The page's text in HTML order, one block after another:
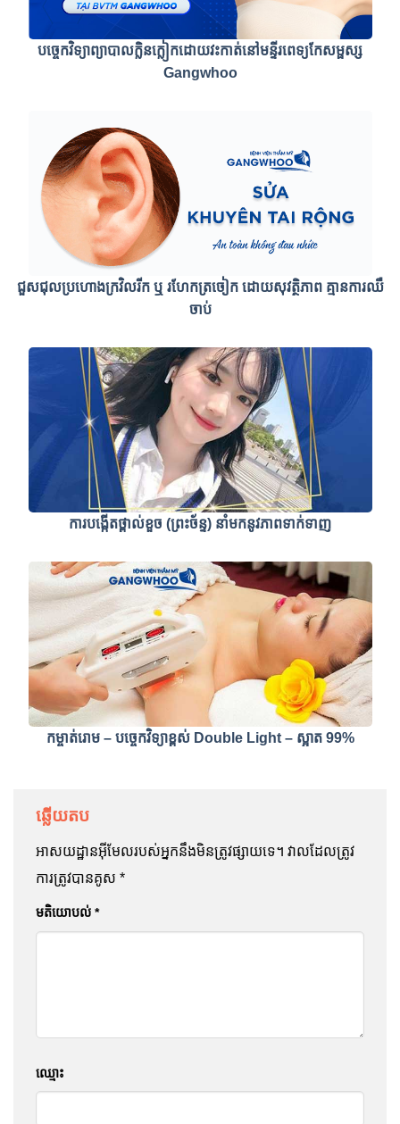
បច្ចេកវិទ្យាព្យាបាលក្លិនក្លៀកដោយវះកាត់នៅមន្ទីរពេទ្យកែសម្ផស្ស
Gangwhoo
ជួសជុលប្រហោងក្រវិលរីក ឬ រហែកត្រចៀក ដោយសុវត្ថិភាព គ្មានការឈឺ
ចាប់
ការបង្កើតថ្ពាល់ខួច (ព្រះច័ន្ទ) នាំមកនូវភាពទាក់ទាញ
កម្ចាត់រោម – បច្ចេកវិទ្យាខ្ពស់ Double Light – ស្អាត 99%
ឆ្លើយ​តប
អាសយដ្ឋាន​អ៊ីមែល​របស់​អ្នក​នឹង​មិន​ត្រូវ​ផ្សាយ​ទេ។ វាល​ដែល​ត្រូវ​
ការ​ត្រូវ​បាន​គូស *
មតិ​យោបល់ *
ឈ្មោះ